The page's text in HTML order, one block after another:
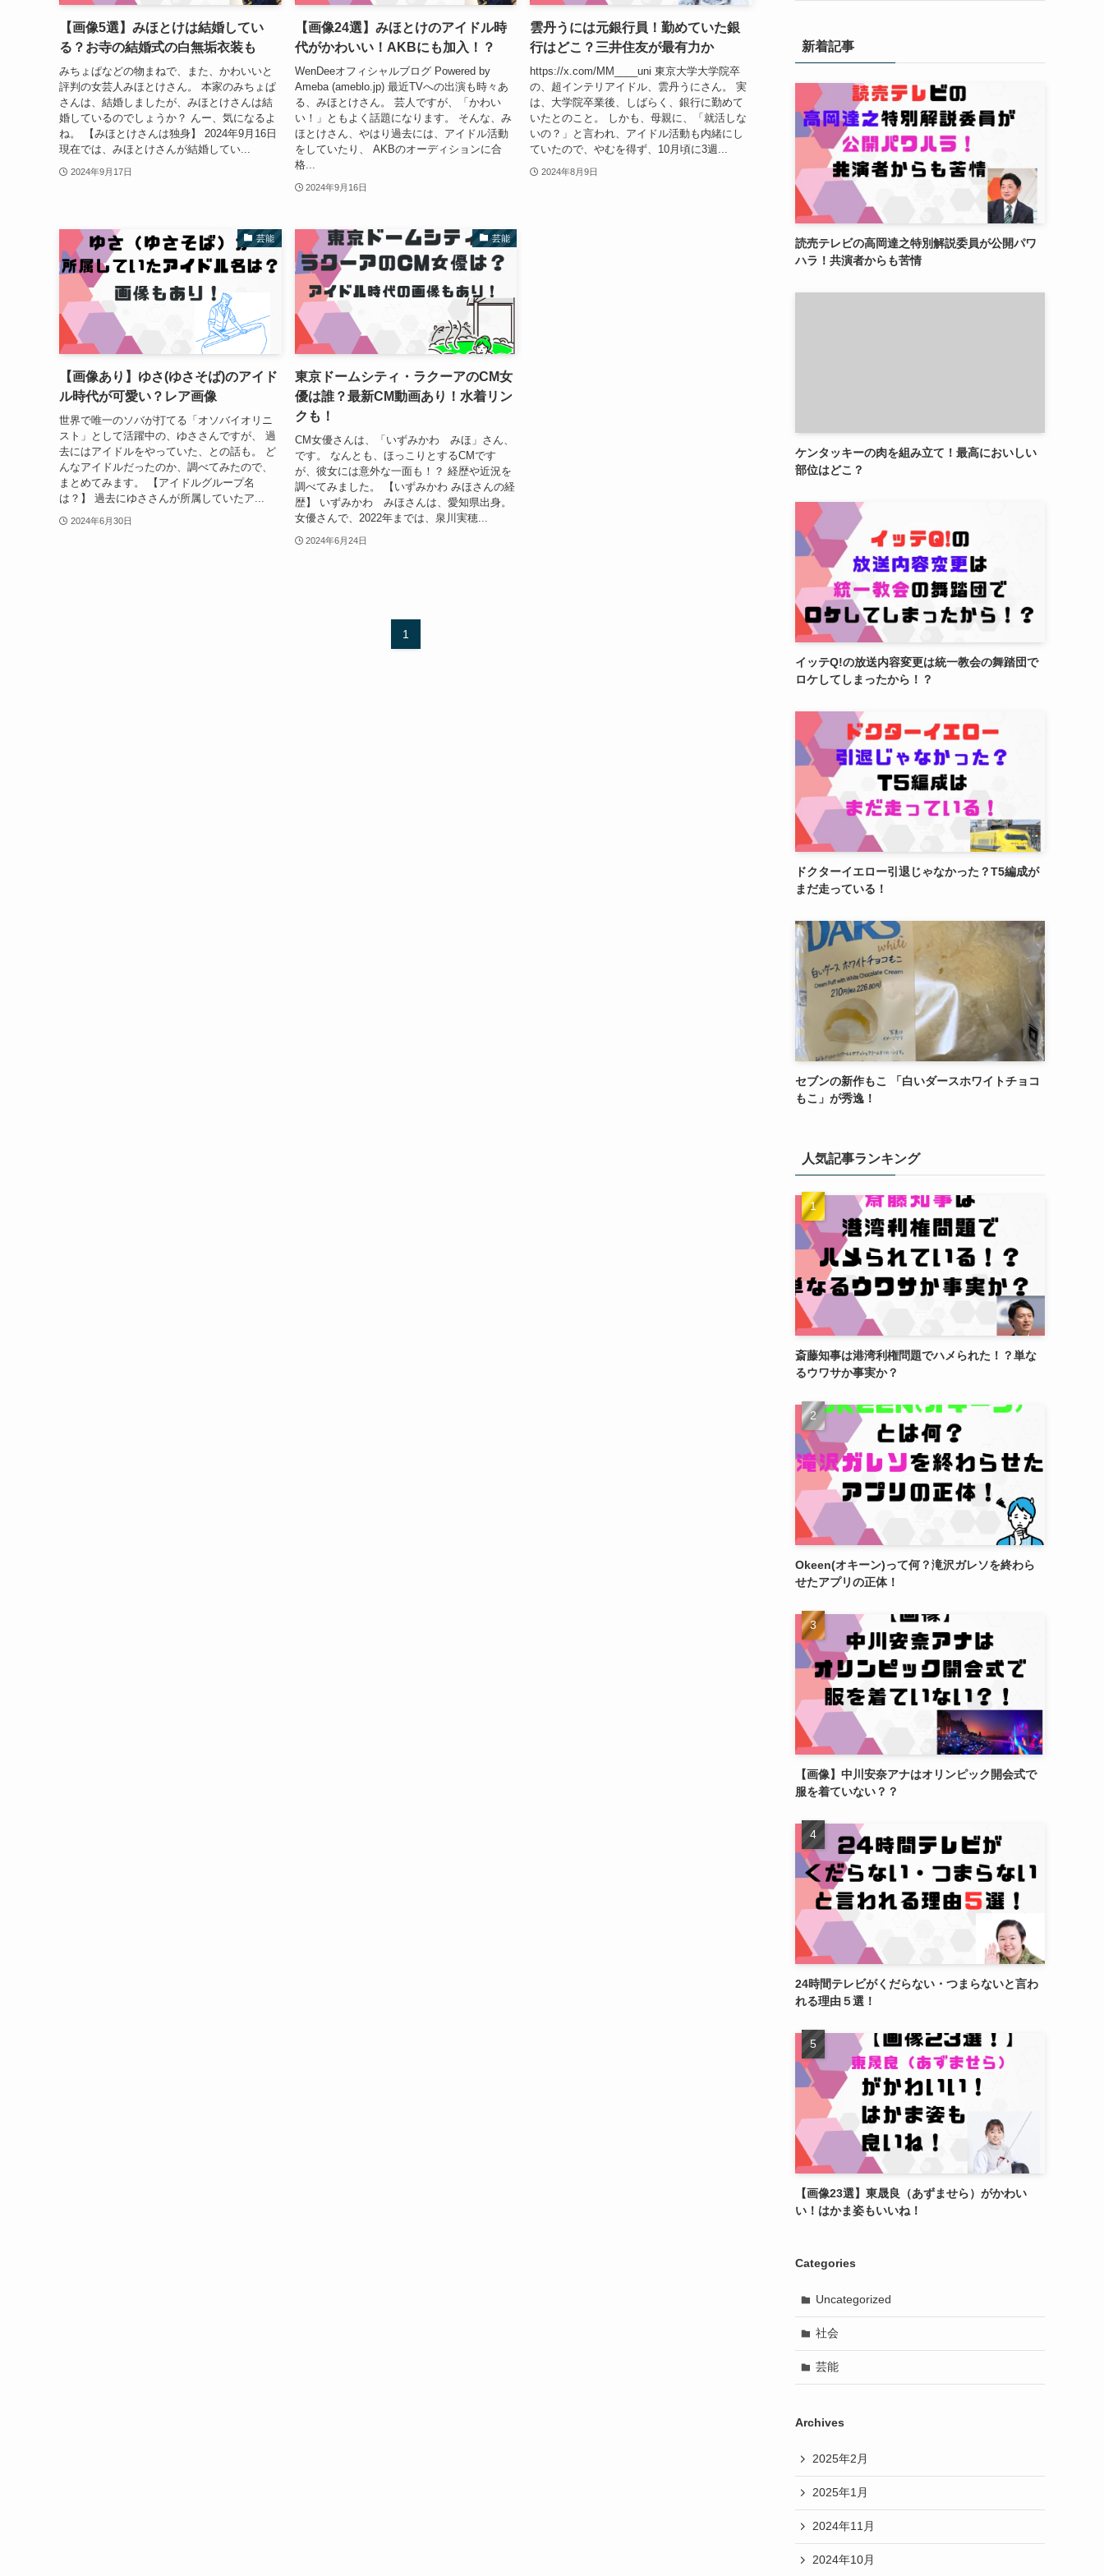
【画像5選】みほとけは結婚してい
る？お寺の結婚式の白無垢衣装も
みちょぱなどの物まねで、また、かわいいと
評判の女芸人みほとけさん。 本家のみちょぱ
さんは、結婚しましたが、みほとけさんは結
婚しているのでしょうか？ んー、気になるよ
ね。 【みほとけさんは独身】 2024年9月16日
現在では、みほとけさんが結婚してい...
2024年9月17日
【画像24選】みほとけのアイドル時
代がかわいい！AKBにも加入！？
WenDeeオフィシャルブログ Powered by
Ameba (ameblo.jp) 最近TVへの出演も時々あ
る、みほとけさん。 芸人ですが、「かわい
い！」ともよく話題になります。 そんな、み
ほとけさん、やはり過去には、アイドル活動
をしていたり、 AKBのオーディションに合
格...
2024年9月16日
雲丹うには元銀行員！勤めていた銀
行はどこ？三井住友が最有力か
https://x.com/MM____uni 東京大学大学院卒
の、超インテリアイドル、雲丹うにさん。 実
は、大学院卒業後、しばらく、銀行に勤めて
いたとのこと。 しかも、母親に、「就活しな
いの？」と言われ、アイドル活動も内緒にし
ていたので、やむを得ず、10月頃に3週...
2024年8月9日
芸能
【画像あり】ゆさ(ゆさそば)のアイド
ル時代が可愛い？レア画像
世界で唯一のソバが打てる「オソバイオリニ
スト」として活躍中の、ゆささんですが、 過
去にはアイドルをやっていた、との話も。 ど
んなアイドルだったのか、調べてみたので、
まとめてみます。 【アイドルグループ名
は？】 過去にゆささんが所属していたア...
2024年6月30日
芸能
東京ドームシティ・ラクーアのCM女
優は誰？最新CM動画あり！水着リン
クも！
CM女優さんは、「いずみかわ みほ」さん、
です。 なんとも、ほっこりとするCMです
が、彼女には意外な一面も！？ 経歴や近況を
調べてみました。 【いずみかわ みほさんの経
歴】 いずみかわ みほさんは、愛知県出身。
女優さんで、2022年までは、泉川実穂...
2024年6月24日
1
新着記事
読売テレビの高岡達之特別解説委員が公開パワ
ハラ！共演者からも苦情
ケンタッキーの肉を組み立て！最高においしい
部位はどこ？
イッテQ!の放送内容変更は統一教会の舞踏団で
ロケしてしまったから！？
ドクターイエロー引退じゃなかった？T5編成が
まだ走っている！
セブンの新作もこ 「白いダースホワイトチョコ
もこ」が秀逸！
人気記事ランキング
斎藤知事は港湾利権問題でハメられた！？単な
るウワサか事実か？
Okeen(オキーン)って何？滝沢ガレソを終わら
せたアプリの正体！
【画像】中川安奈アナはオリンピック開会式で
服を着ていない？？
24時間テレビがくだらない・つまらないと言わ
れる理由５選！
【画像23選】東晟良（あずませら）がかわい
い！はかま姿もいいね！
Categories
Uncategorized
社会
芸能
Archives
2025年2月
2025年1月
2024年11月
2024年10月